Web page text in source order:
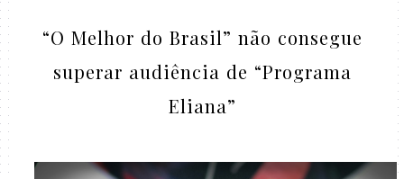
“O Melhor do Brasil” não consegue
superar audiência de “Programa
Eliana”